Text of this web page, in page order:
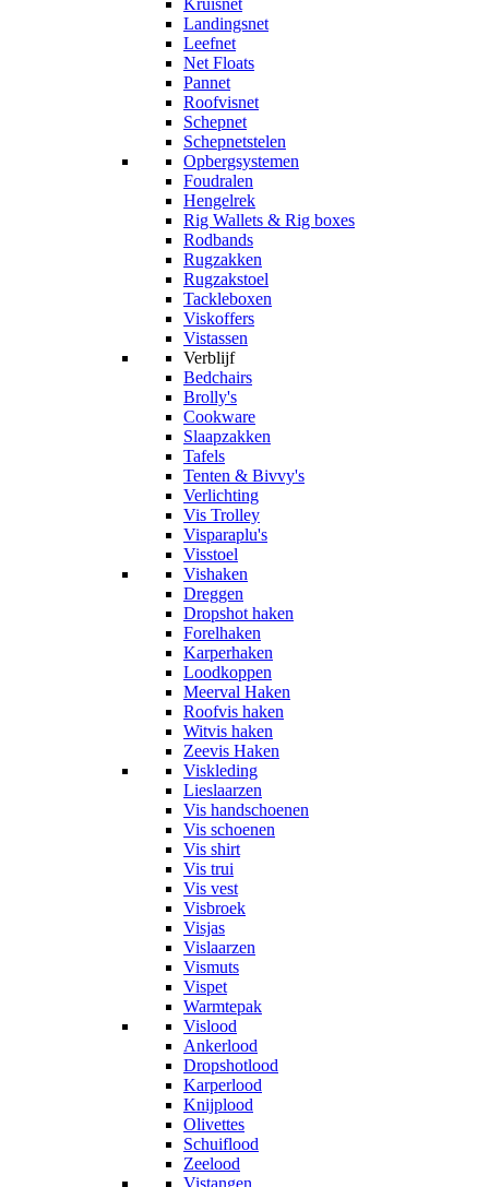
Kruisnet
Landingsnet
Leefnet
Net Floats
Pannet
Roofvisnet
Schepnet
Schepnetstelen
Opbergsystemen
Foudralen
Hengelrek
Rig Wallets & Rig boxes
Rodbands
Rugzakken
Rugzakstoel
Tackleboxen
Viskoffers
Vistassen
Verblijf
Bedchairs
Brolly's
Cookware
Slaapzakken
Tafels
Tenten & Bivvy's
Verlichting
Vis Trolley
Visparaplu's
Visstoel
Vishaken
Dreggen
Dropshot haken
Forelhaken
Karperhaken
Loodkoppen
Meerval Haken
Roofvis haken
Witvis haken
Zeevis Haken
Viskleding
Lieslaarzen
Vis handschoenen
Vis schoenen
Vis shirt
Vis trui
Vis vest
Visbroek
Visjas
Vislaarzen
Vismuts
Vispet
Warmtepak
Vislood
Ankerlood
Dropshotlood
Karperlood
Knijplood
Olivettes
Schuiflood
Zeelood
Vistangen